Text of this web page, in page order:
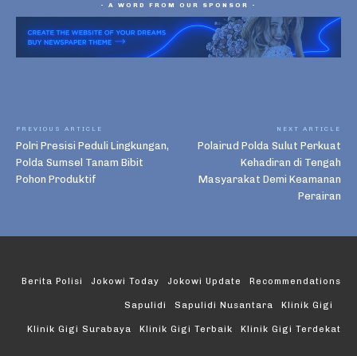
- A WORD FROM OUR SPONSOR -
PREVIOUS ARTICLE
Polri Presisi Peduli Lingkungan,
Polda Sumsel Tanam Bibit
Pohon Produktif
NEXT ARTICLE
Polairud Polda Sulut Perkuat
Kehadiran di Tengah
Masyarakat Demi Keamanan
Perairan
Berita Polisi Jokowi Today Jokowi Update Recommendations
Sapulidi Sapulidi Nusantara Klinik Gigi
Klinik Gigi Surabaya Klinik Gigi Terbaik Klinik Gigi Terdekat